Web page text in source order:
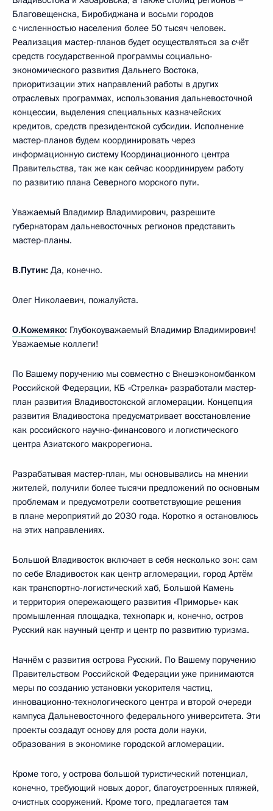
Благовещенска, Биробиджана и восьми городов
с численностью населения более 50 тысяч человек.
Реализация мастер-планов будет осуществляться за счёт
средств государственной программы социально-
экономического развития Дальнего Востока,
приоритизации этих направлений работы в других
отраслевых программах, использования дальневосточной
концессии, выделения специальных казначейских
кредитов, средств президентской субсидии. Исполнение
мастер-планов будем координировать через
информационную систему Координационного центра
Правительства, так же как сейчас координируем работу
по развитию плана Северного морского пути.
Уважаемый Владимир Владимирович, разрешите
губернаторам дальневосточных регионов представить
мастер-планы.
В.Путин: Да, конечно.
Олег Николаевич, пожалуйста.
О.Кожемяко: Глубокоуважаемый Владимир Владимирович!
Уважаемые коллеги!
По Вашему поручению мы совместно с Внешэкономбанком
Российской Федерации, КБ «Стрелка» разработали мастер-
план развития Владивостокской агломерации. Концепция
развития Владивостока предусматривает восстановление
как российского научно-финансового и логистического
центра Азиатского макрорегиона.
Разрабатывая мастер-план, мы основывались на мнении
жителей, получили более тысячи предложений по основным
проблемам и предусмотрели соответствующие решения
в плане мероприятий до 2030 года. Коротко я остановлюсь
на этих направлениях.
Большой Владивосток включает в себя несколько зон: сам
по себе Владивосток как центр агломерации, город Артём
как транспортно-логистический хаб, Большой Камень
и территория опережающего развития «Приморье» как
промышленная площадка, технопарк и, конечно, остров
Русский как научный центр и центр по развитию туризма.
Начнём с развития острова Русский. По Вашему поручению
Правительством Российской Федерации уже принимаются
меры по созданию установки ускорителя частиц,
инновационно-технологического центра и второй очереди
кампуса Дальневосточного федерального университета. Эти
проекты создадут основу для роста доли науки,
образования в экономике городской агломерации.
Кроме того, у острова большой туристический потенциал,
конечно, требующий новых дорог, благоустроенных пляжей,
очистных сооружений. Кроме того, предлагается там